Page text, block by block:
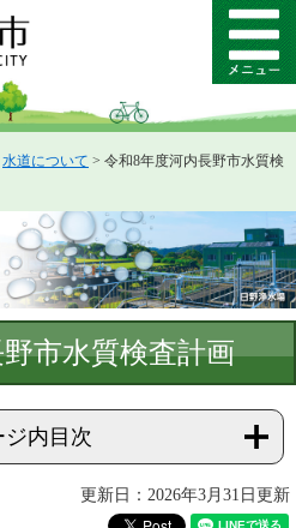
メ
ニ
ー
水道について > 令和8年度河内長野市水質検
市水質検査計画
ジ内目次
更新日：2026年3月31日更新